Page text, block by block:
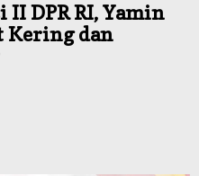
II DPR RI, Yamin
Kering dan